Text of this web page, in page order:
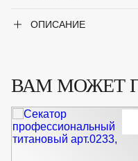
ОПИСАНИЕ
ВАМ МОЖЕТ